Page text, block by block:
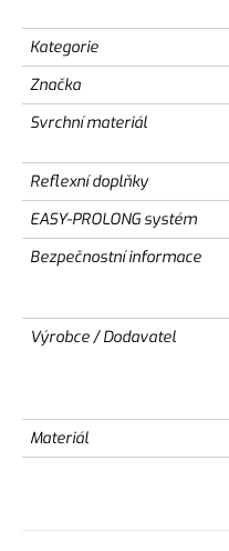
Kategorie
Značka
Svrchní materiál
Reflexní doplňky
EASY-PROLONG systém
Bezpečnostní informace
Výrobce / Dodavatel
Materiál